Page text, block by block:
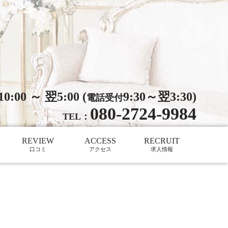
メルマガ│大阪 梅田 メンズエステ Mrs.Opal（ミセスオパール）
～ 翌5:00 (電話受付9:30～翌3:30)
TEL： 080-2724-9984
REVIEW
口コミ
ACCESS
アクセス
RECRUIT
求人情報